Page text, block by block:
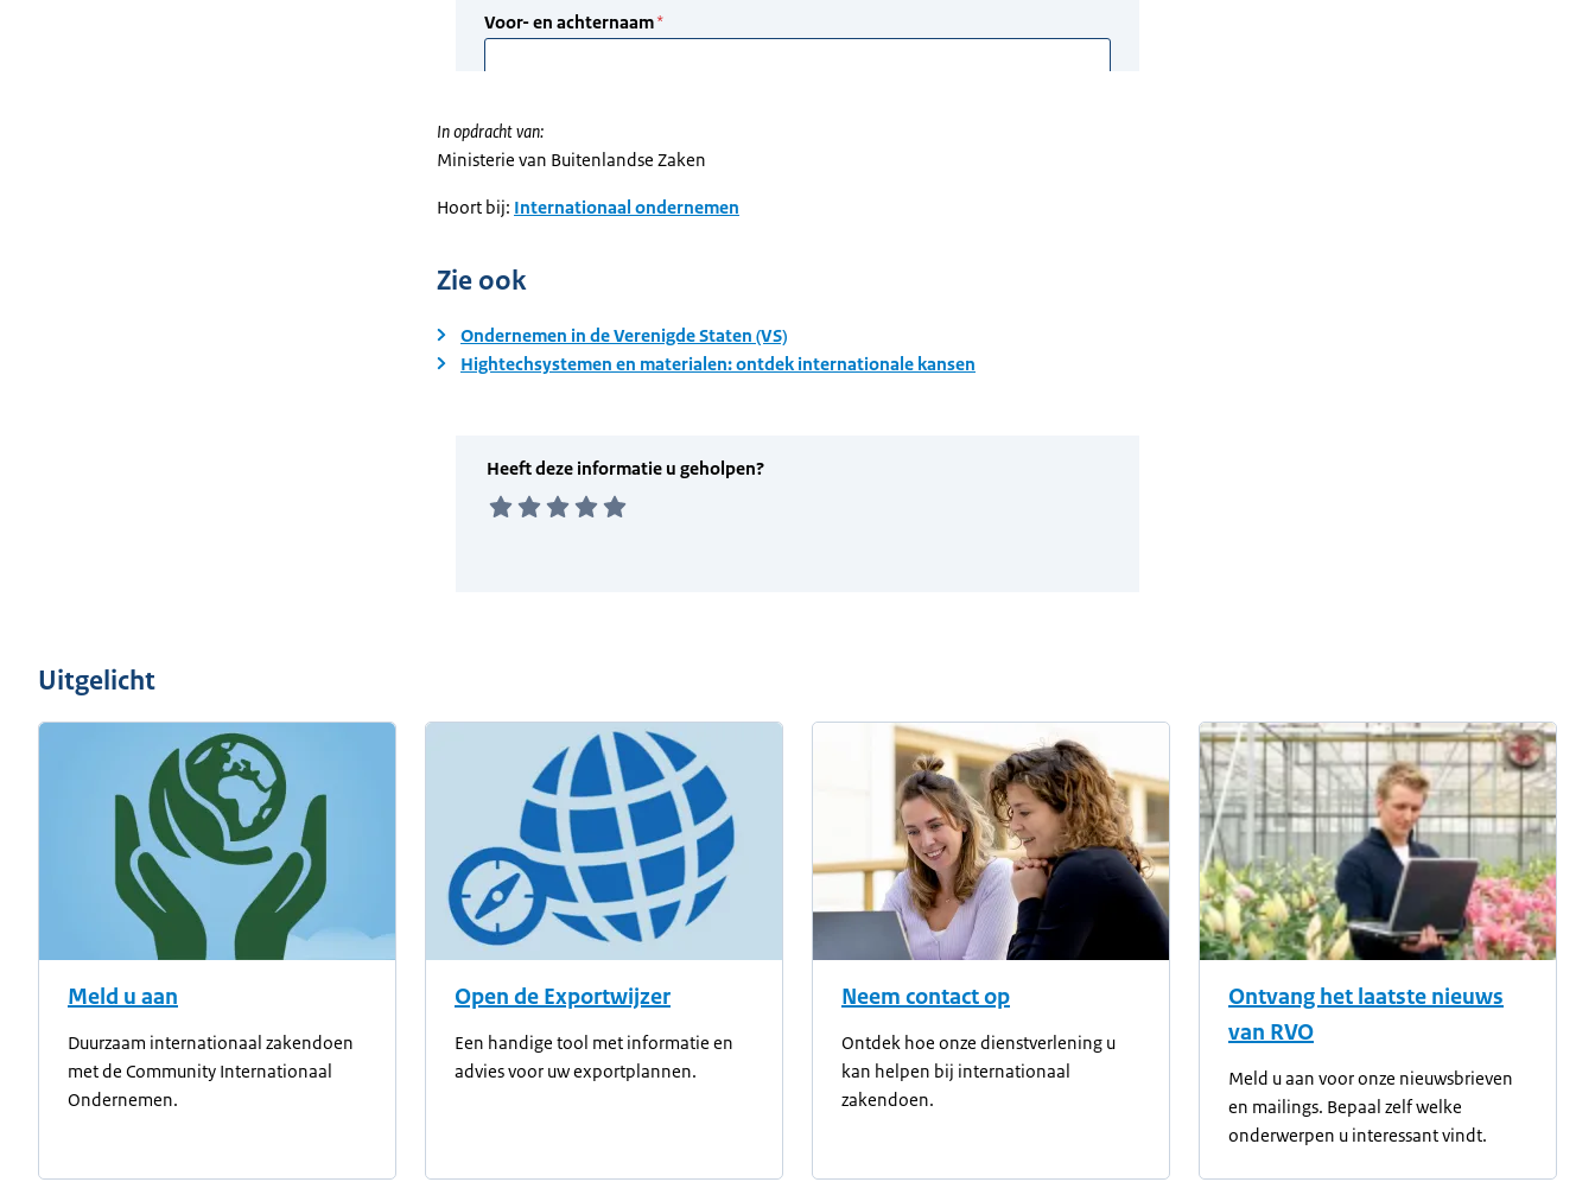
In opdracht van:
Ministerie van Buitenlandse Zaken
Hoort bij: Internationaal ondernemen
Zie ook
Ondernemen in de Verenigde Staten (VS)
Hightechsystemen en materialen: ontdek internationale kansen
Uitgelicht
Meld u aan
Duurzaam internationaal zakendoen
met de Community Internationaal
Ondernemen.
Open de Exportwijzer
Een handige tool met informatie en
advies voor uw exportplannen.
Neem contact op
Ontdek hoe onze dienstverlening u
kan helpen bij internationaal
zakendoen.
Ontvang het laatste nieuws
van RVO
Meld u aan voor onze nieuwsbrieven
en mailings. Bepaal zelf welke
onderwerpen u interessant vindt.